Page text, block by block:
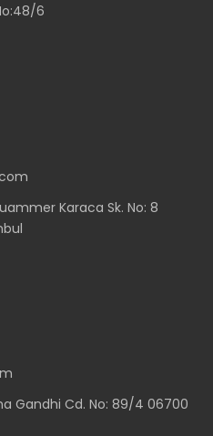
6
Karaca Sk. No: 8
Gandhi Cd. No: 89/4 06700